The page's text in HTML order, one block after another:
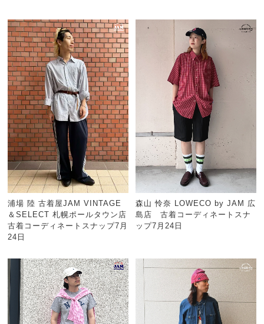
浦場 陸 古着屋JAM VINTAGE
＆SELECT 札幌ポールタウン店
古着コーディネートスナップ7月
24日
森山 怜奈 LOWECO by JAM 広
島店 古着コーディネートスナ
ップ7月24日